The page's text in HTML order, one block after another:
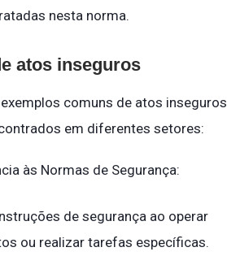
nesta norma.
atos inseguros
comuns de atos inseguros
em diferentes setores:
às Normas de Segurança:
de segurança ao operar
ou realizar tarefas específicas.